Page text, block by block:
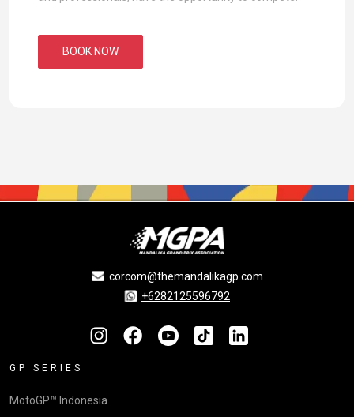
BOOK NOW
corcom@themandalikagp.com
+6282125596792
GP SERIES
MotoGP™ Indonesia